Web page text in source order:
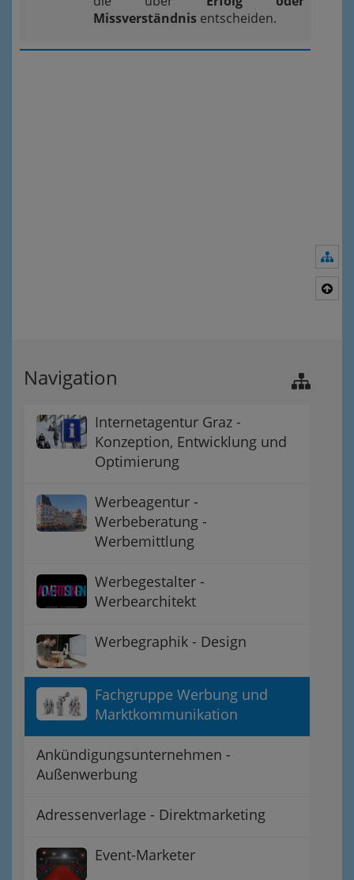
Missverständnis entscheiden.
Navigation
Internetagentur Graz -
Konzeption, Entwicklung und
Optimierung
Werbeagentur -
Werbeberatung -
Werbemittlung
Werbegestalter -
Werbearchitekt
Werbegraphik - Design
Fachgruppe Werbung und
Marktkommunikation
Ankündigungsunternehmen -
Außenwerbung
Adressenverlage - Direktmarketing
Event-Marketer